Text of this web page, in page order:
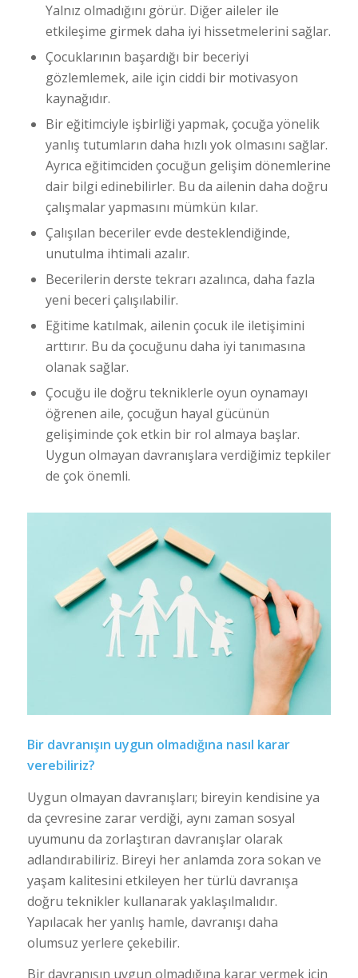
Yalnız olmadığını görür. Diğer aileler ile
etkileşime girmek daha iyi hissetmelerini sağlar.
Çocuklarının başardığı bir beceriyi
gözlemlemek, aile için ciddi bir motivasyon
kaynağıdır.
Bir eğitimciyle işbirliği yapmak, çocuğa yönelik
yanlış tutumların daha hızlı yok olmasını sağlar.
Ayrıca eğitimciden çocuğun gelişim dönemlerine
dair bilgi edinebilirler. Bu da ailenin daha doğru
çalışmalar yapmasını mümkün kılar.
Çalışılan beceriler evde desteklendiğinde,
unutulma ihtimali azalır.
Becerilerin derste tekrarı azalınca, daha fazla
yeni beceri çalışılabilir.
Eğitime katılmak, ailenin çocuk ile iletişimini
arttırır. Bu da çocuğunu daha iyi tanımasına
olanak sağlar.
Çocuğu ile doğru tekniklerle oyun oynamayı
öğrenen aile, çocuğun hayal gücünün
gelişiminde çok etkin bir rol almaya başlar.
Uygun olmayan davranışlara verdiğimiz tepkiler
de çok önemli.
Bir davranışın uygun olmadığına nasıl karar
verebiliriz?
Uygun olmayan davranışları; bireyin kendisine ya
da çevresine zarar verdiği, aynı zaman sosyal
uyumunu da zorlaştıran davranışlar olarak
adlandırabiliriz. Bireyi her anlamda zora sokan ve
yaşam kalitesini etkileyen her türlü davranışa
doğru teknikler kullanarak yaklaşılmalıdır.
Yapılacak her yanlış hamle, davranışı daha
olumsuz yerlere çekebilir.
Bir davranışın uygun olmadığına karar vermek için